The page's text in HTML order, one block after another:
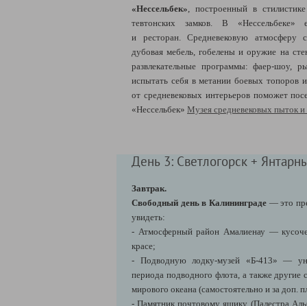
«Нессельбек» , построенный в
тевтонских замков. В «Нессельбеке»
и ресторан. Средневековую атмосферу
дубовая мебель, гобелены и оружие на
развлекательные программы: фаер-шоу,
испытать себя в метании боевых топоров
от средневековых интерьеров поможет
«Нессельбек» Музея средневековых пыток и
День 3: Светлогорск +
Завтрак.
Свободный день в Калининграде — это
увидеть:
- Атмосферный район Амалиенау —
красе;
- Подводную лодку-музей «Б-413» —
периода подводного флота, а также
мирового океана (самостоятельно и за доп.
- Памятник почтовому ящику (Палестра